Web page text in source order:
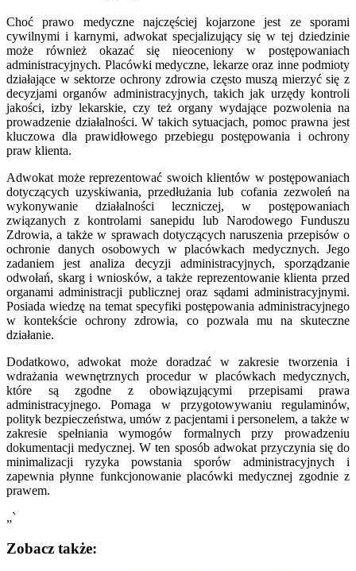
Choć prawo medyczne najczęściej kojarzone jest ze sporami
cywilnymi i karnymi, adwokat specjalizujący się w tej dziedzinie
może również okazać się nieoceniony w postępowaniach
administracyjnych. Placówki medyczne, lekarze oraz inne podmioty
działające w sektorze ochrony zdrowia często muszą mierzyć się z
decyzjami organów administracyjnych, takich jak urzędy kontroli
jakości, izby lekarskie, czy też organy wydające pozwolenia na
prowadzenie działalności. W takich sytuacjach, pomoc prawna jest
kluczowa dla prawidłowego przebiegu postępowania i ochrony
praw klienta.
Adwokat może reprezentować swoich klientów w postępowaniach
dotyczących uzyskiwania, przedłużania lub cofania zezwoleń na
wykonywanie działalności leczniczej, w postępowaniach
związanych z kontrolami sanepidu lub Narodowego Funduszu
Zdrowia, a także w sprawach dotyczących naruszenia przepisów o
ochronie danych osobowych w placówkach medycznych. Jego
zadaniem jest analiza decyzji administracyjnych, sporządzanie
odwołań, skarg i wniosków, a także reprezentowanie klienta przed
organami administracji publicznej oraz sądami administracyjnymi.
Posiada wiedzę na temat specyfiki postępowania administracyjnego
w kontekście ochrony zdrowia, co pozwala mu na skuteczne
działanie.
Dodatkowo, adwokat może doradzać w zakresie tworzenia i
wdrażania wewnętrznych procedur w placówkach medycznych,
które są zgodne z obowiązującymi przepisami prawa
administracyjnego. Pomaga w przygotowywaniu regulaminów,
polityk bezpieczeństwa, umów z pacjentami i personelem, a także w
zakresie spełniania wymogów formalnych przy prowadzeniu
dokumentacji medycznej. W ten sposób adwokat przyczynia się do
minimalizacji ryzyka powstania sporów administracyjnych i
zapewnia płynne funkcjonowanie placówki medycznej zgodnie z
prawem.
„`
Zobacz także: